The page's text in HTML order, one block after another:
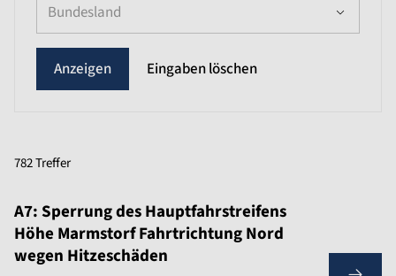
Bundesland
Eingaben löschen
782 Treffer
A7: Sperrung des Hauptfahrstreifens
Höhe Marmstorf Fahrtrichtung Nord
wegen Hitzeschäden